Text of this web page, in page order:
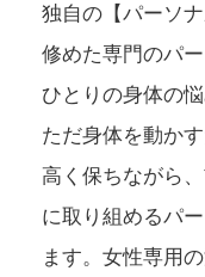
独自の【パーソ
修めた専門のパ
ひとりの身体の
ただ身体を動か
高く保ちながら
に取り組めるパ
ます。女性専用